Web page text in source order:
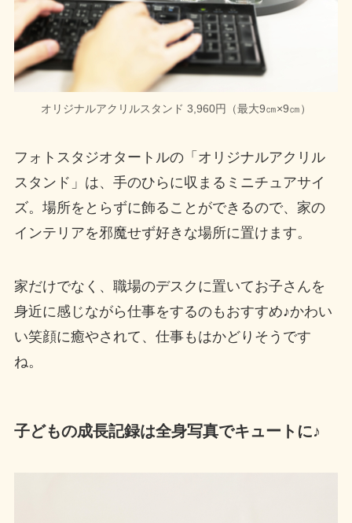
オリジナルアクリルスタンド 3,960円（最大9㎝×9㎝）
フォトスタジオタートルの「オリジナルアクリル
スタンド」は、手のひらに収まるミニチュアサイ
ズ。場所をとらずに飾ることができるので、家の
インテリアを邪魔せず好きな場所に置けます。
家だけでなく、職場のデスクに置いてお子さんを
身近に感じながら仕事をするのもおすすめ♪かわい
い笑顔に癒やされて、仕事もはかどりそうです
ね。
子どもの成長記録は全身写真でキュートに♪